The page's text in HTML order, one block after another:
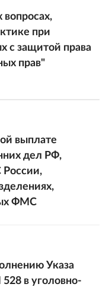
при
с защитой права
прав"
выплате
дел РФ,
ФМС
Указа
528 в уголовно-